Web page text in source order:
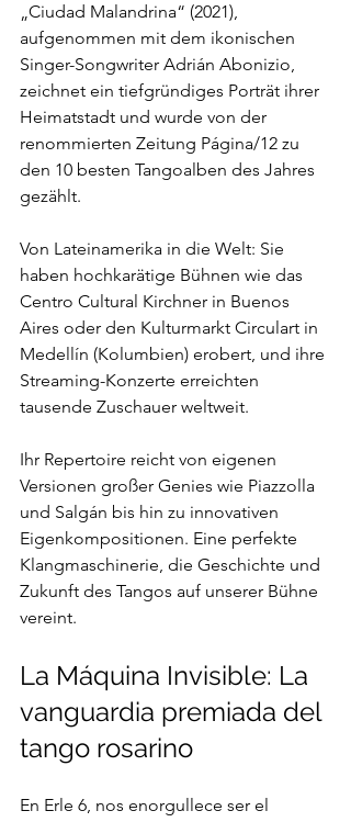
„Ciudad Malandrina“ (2021),
aufgenommen mit dem ikonischen
Singer-Songwriter Adrián Abonizio,
zeichnet ein tiefgründiges Porträt ihrer
Heimatstadt und wurde von der
renommierten Zeitung Página/12 zu
den 10 besten Tangoalben des Jahres
gezählt.
Von Lateinamerika in die Welt: Sie
haben hochkarätige Bühnen wie das
Centro Cultural Kirchner in Buenos
Aires oder den Kulturmarkt Circulart in
Medellín (Kolumbien) erobert, und ihre
Streaming-Konzerte erreichten
tausende Zuschauer weltweit.
Ihr Repertoire reicht von eigenen
Versionen großer Genies wie Piazzolla
und Salgán bis hin zu innovativen
Eigenkompositionen. Eine perfekte
Klangmaschinerie, die Geschichte und
Zukunft des Tangos auf unserer Bühne
vereint.
La Máquina Invisible: La
vanguardia premiada del
tango rosarino
En Erle 6, nos enorgullece ser el